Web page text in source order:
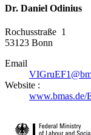
Dr. Daniel Odinius
Rochusstraße 1
53123 Bonn
Email
Website :
www.bmas.de/